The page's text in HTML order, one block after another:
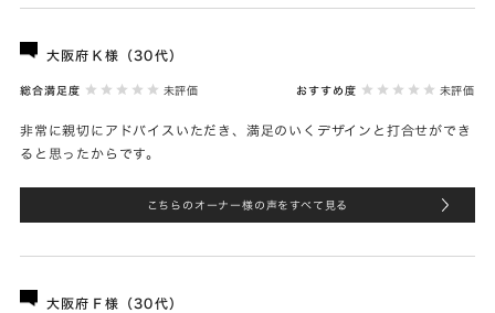
大阪府Ｋ様（30代）
総合満足度 未評価 おすすめ度 未評価
非常に親切にアドバイスいただき、満足のいくデザインと打合せができ
ると思ったからです。
こちらのオーナー様の声をすべて見る
大阪府Ｆ様（30代）